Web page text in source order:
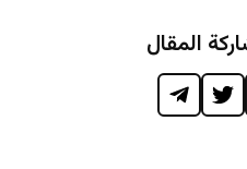
المقال